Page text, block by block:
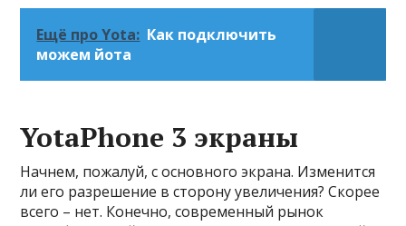
Ещё про Yota: Как подключить
можем йота
YotaPhone 3 экраны
Начнем, пожалуй, с основного экрана. Изменится
ли его разрешение в сторону увеличения? Скорее
всего – нет. Конечно, современный рынок